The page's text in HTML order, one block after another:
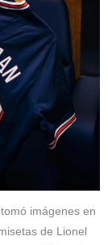
imágenes en
de Lionel